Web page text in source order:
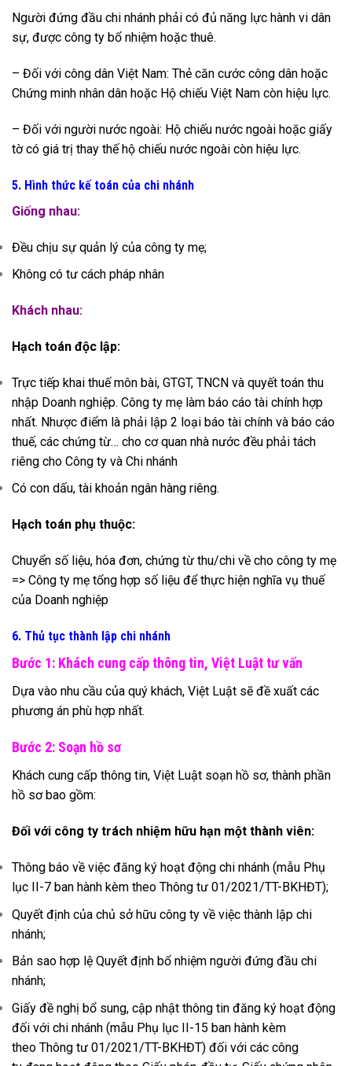
Người đứng đầu chi nhánh phải có đủ năng lực hành vi dân
sự, được công ty bổ nhiệm hoặc thuê.
– Đối với công dân Việt Nam: Thẻ căn cước công dân hoặc
Chứng minh nhân dân hoặc Hộ chiếu Việt Nam còn hiệu lực.
– Đối với người nước ngoài: Hộ chiếu nước ngoài hoặc giấy
tờ có giá trị thay thế hộ chiếu nước ngoài còn hiệu lực.
5. Hình thức kế toán của chi nhánh
Giống nhau:
Đều chịu sự quản lý của công ty mẹ;
Không có tư cách pháp nhân
Khách nhau:
Hạch toán độc lập:
Trực tiếp khai thuế môn bài, GTGT, TNCN và quyết toán thu
nhập Doanh nghiệp. Công ty mẹ làm báo cáo tài chính hợp
nhất. Nhược điểm là phải lập 2 loại báo tài chính và báo cáo
thuế, các chứng từ… cho cơ quan nhà nước đều phải tách
riêng cho Công ty và Chi nhánh
Có con dấu, tài khoản ngân hàng riêng.
Hạch toán phụ thuộc:
Chuyển số liệu, hóa đơn, chứng từ thu/chi về cho công ty mẹ
=> Công ty mẹ tổng hợp số liệu để thực hiện nghĩa vụ thuế
của Doanh nghiệp
6. Thủ tục thành lập chi nhánh
Bước 1: Khách cung cấp thông tin, Việt Luật tư vấn
Dựa vào nhu cầu của quý khách, Việt Luật sẽ đề xuất các
phương án phù hợp nhất.
Bước 2: Soạn hồ sơ
Khách cung cấp thông tin, Việt Luật soạn hồ sơ, thành phần
hồ sơ bao gồm:
Đối với công ty trách nhiệm hữu hạn một thành viên:
Thông báo về việc đăng ký hoạt động chi nhánh (mẫu Phụ
lục II-7 ban hành kèm theo Thông tư 01/2021/TT-BKHĐT);
Quyết định của chủ sở hữu công ty về việc thành lập chi
nhánh;
Bản sao hợp lệ Quyết định bổ nhiệm người đứng đầu chi
nhánh;
Giấy đề nghị bổ sung, cập nhật thông tin đăng ký hoạt động
đối với chi nhánh (mẫu Phụ lục II-15 ban hành kèm
theo Thông tư 01/2021/TT-BKHĐT) đối với các công